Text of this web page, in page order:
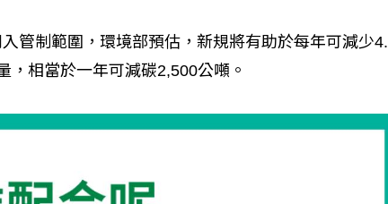
管制範圍，環境部預估，新規將有助於每年可減少
，相當於一年可減碳2,500公噸。